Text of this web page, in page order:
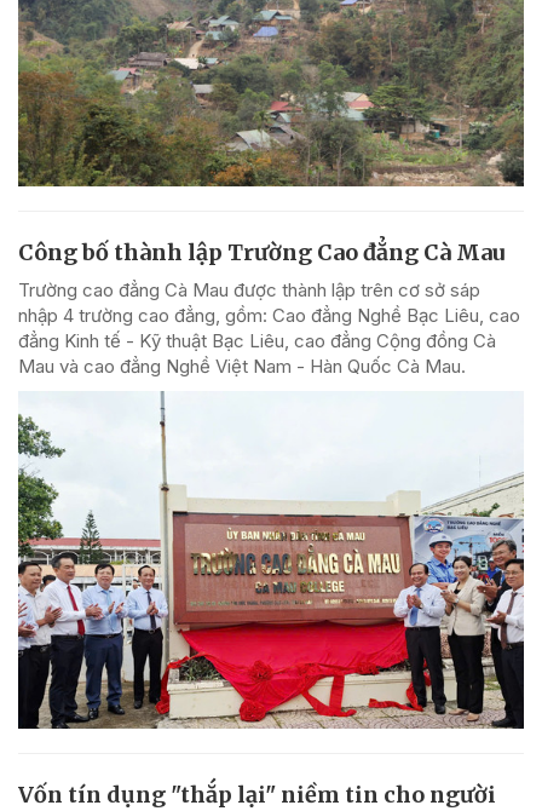
Công bố thành lập Trường Cao đẳng Cà Mau
Trường cao đẳng Cà Mau được thành lập trên cơ sở sáp
nhập 4 trường cao đẳng, gồm: Cao đẳng Nghề Bạc Liêu, cao
đẳng Kinh tế - Kỹ thuật Bạc Liêu, cao đẳng Cộng đồng Cà
Mau và cao đẳng Nghề Việt Nam - Hàn Quốc Cà Mau.
Vốn tín dụng "thắp lại" niềm tin cho người